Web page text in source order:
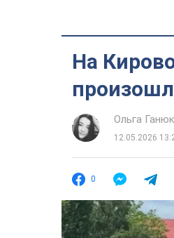
На
Ольга
12.05.2026
0